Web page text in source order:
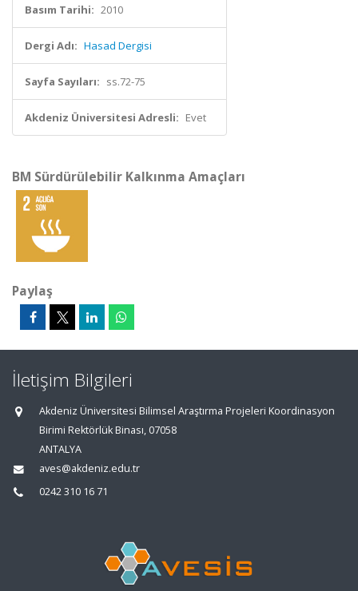
Basım Tarihi: 2010
Dergi Adı: Hasad Dergisi
Sayfa Sayıları: ss.72-75
Akdeniz Üniversitesi Adresli: Evet
BM Sürdürülebilir Kalkınma Amaçları
Paylaş
İletişim Bilgileri
Akdeniz Üniversitesi Bilimsel Araştırma Projeleri Koordinasyon
Birimi Rektörlük Binası, 07058
ANTALYA
aves@akdeniz.edu.tr
0242 310 16 71